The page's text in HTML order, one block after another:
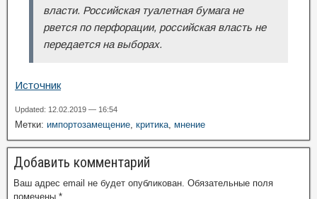
власти. Российская туалетная бумага не
рвется по перфорации, российская власть не
передается на выборах.
Источник
Updated: 12.02.2019 — 16:54
Метки: импортозамещение, критика, мнение
Добавить комментарий
Ваш адрес email не будет опубликован. Обязательные поля
помечены *